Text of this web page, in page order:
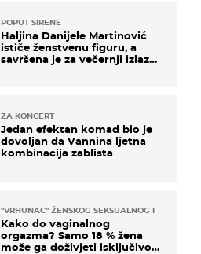
POPUT SIRENE
Haljina Danijele Martinović
ističe ženstvenu figuru, a
savršena je za večernji izlazak
ZA KONCERT
Jedan efektan komad bio je
dovoljan da Vannina ljetna
kombinacija zablista
"VRHUNAC" ŽENSKOG SEKSUALNOG ISKUSTVA
Kako do vaginalnog
orgazma? Samo 18 % žena
može ga doživjeti isključivo